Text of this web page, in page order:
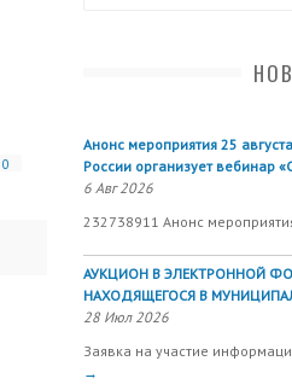
0
Анонс мероприятия 25
России организует вебинар
6 Авг 2026
232738911 Анонс
АУКЦИОН В ЭЛЕКТРОННОЙ
НАХОДЯЩЕГОСЯ В
28 Июл 2026
Заявка на участие
→